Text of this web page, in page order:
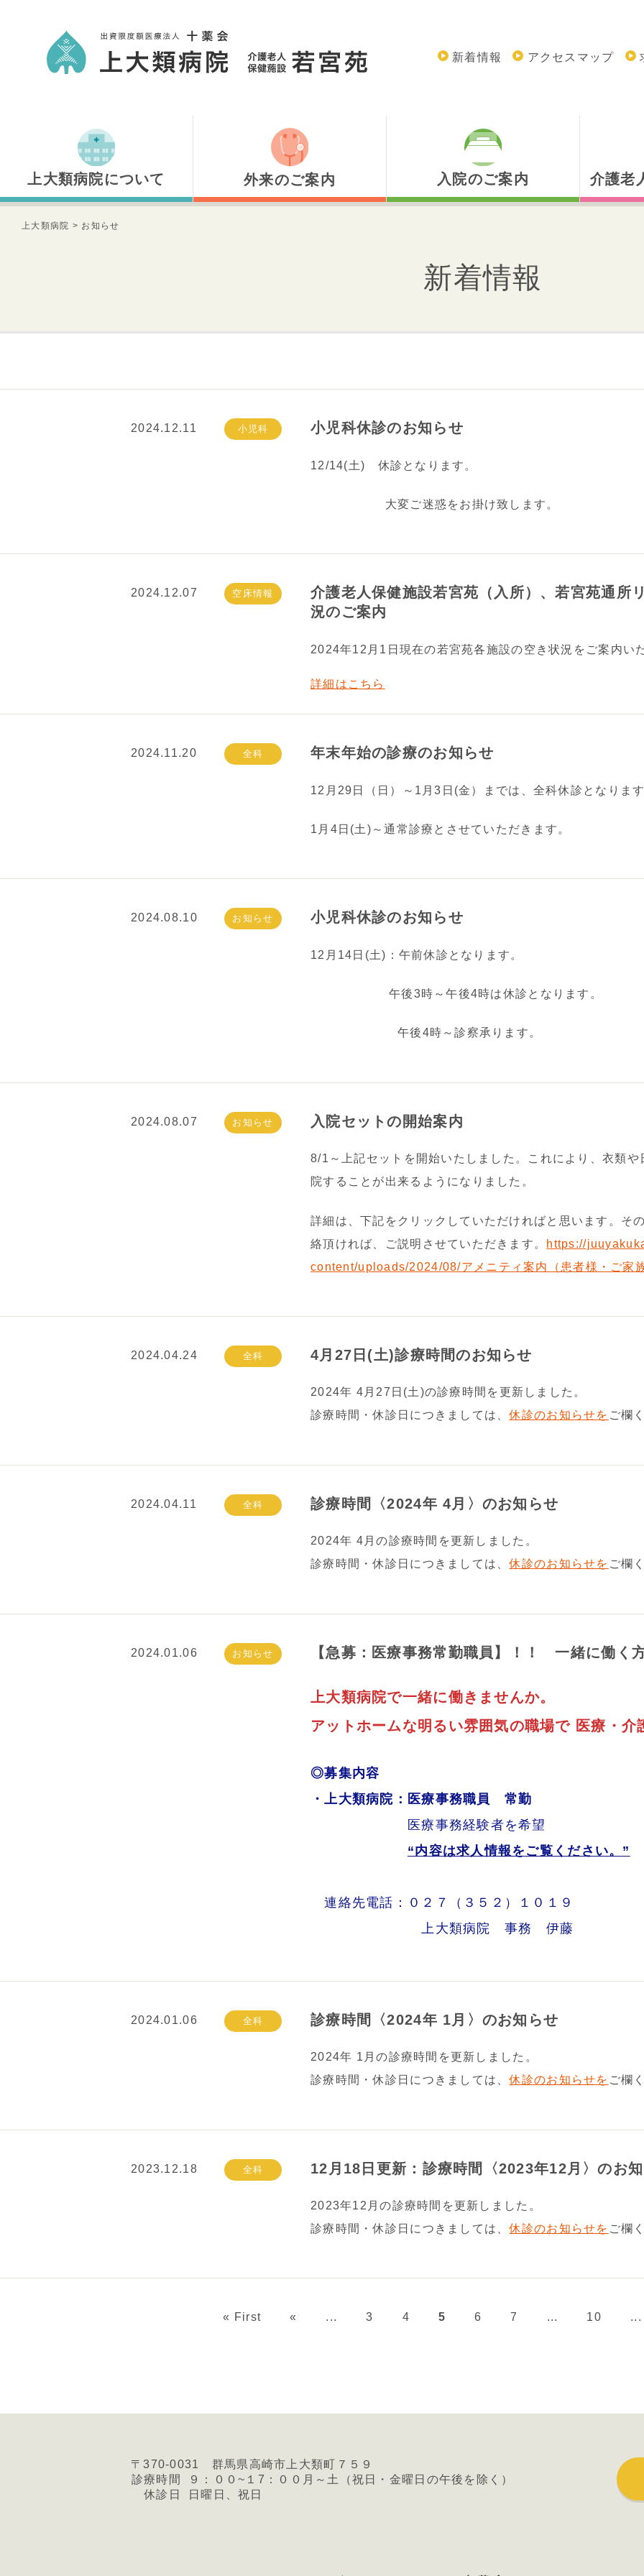
新着情報 アクセスマップ
上大類病院について
上大類病院について
外来のご案内 入院のご案内
お見舞い・ご面会
介護老
上大類病院 > お知らせ
新着情報
2024.12.11 小児科 小児科休診のお知らせ
12/14(土) 休診となります。
大変ご迷惑をお掛け致します。
2024.12.07 空床情報
介護老人保健施設若宮苑（入所）、若宮苑通所
況のご案内
2024年12月1日現在の若宮苑各施設の空き状況をご案内い
詳細はこちら
2024.11.20 全科 年末年始の診療のお知らせ
12月29日（日）～1月3日(金）までは、全科休診となります
1月4日(土)～通常診療とさせていただきます。
2024.08.10 お知らせ 小児科休診のお知らせ
12月14日(土)：午前休診となります。
午後3時～午後4時は休診となります。
午後4時～診察承ります。
2024.08.07 お知らせ 入院セットの開始案内
8/1～上記セットを開始いたしました。これにより、衣類や
院することが出来るようになりました。
詳細は、下記をクリックしていただければと思います。そ
絡頂ければ、ご説明させていただきます。 https://
content/uploads/2024/08/アメニティ案内（患者様・ご家
2024.04.24 全科 4月27日(土)診療時間のお知らせ
2024年 4月27日(土)の診療時間を更新しました。
診療時間・休診日につきましては、休診のお知らせを ご欄
2024.04.11 全科 診療時間〈2024年 4月〉のお知らせ
2024年 4月の診療時間を更新しました。
診療時間・休診日につきましては、休診のお知らせを ご欄
2024.01.06 お知らせ 【急募：医療事務常勤職員】！！ 一緒に働く
上大類病院で一緒に働きませんか。
アットホームな明るい雰囲気の職場で 医療・介
◎募集内容
・上大類病院：医療事務職員 常勤
医療事務経験者を希望
“内容は求人情報をご覧ください。”
連絡先電話：０２７（３５２）１０１９
上大類病院 事務 伊藤
2024.01.06 全科 診療時間〈2024年 1月〉のお知らせ
2024年 1月の診療時間を更新しました。
診療時間・休診日につきましては、休診のお知らせを ご欄
2023.12.18 全科 12月18日更新：診療時間〈2023年12月〉のお
2023年12月の診療時間を更新しました。
診療時間・休診日につきましては、休診のお知らせを ご欄
« First « ... 3 4 5 6 7 ... 10 ...
〒370-0031 群馬県高崎市上大類町７５９
診療時間
９：００~１7：００月～土
（祝日・金曜日の午後を除く）
休診日
日曜日、祝日